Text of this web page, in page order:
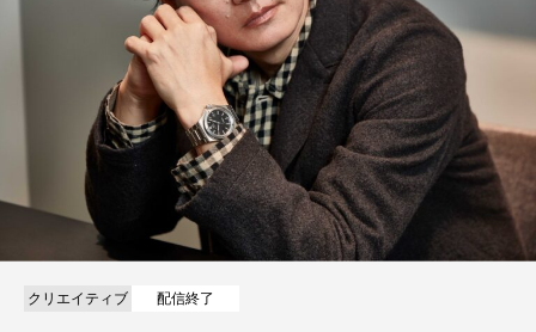
クリエイティブ 配信終了